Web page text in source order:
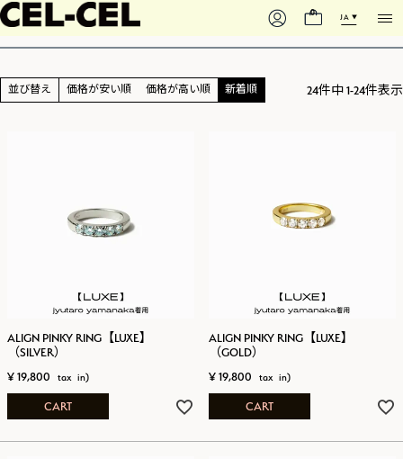
0 JA
2ND COLLECTION
並び替え 価格が安い順 価格が高い順 新着順 24件中 1-24件表示
ALIGN PINKY RING【LUXE】
（SILVER）
¥ 19,800
CART
ALIGN PINKY RING【LUXE】
（GOLD）
¥ 19,800
CART